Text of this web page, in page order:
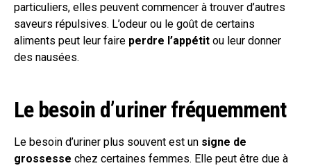
particuliers, elles peuvent commencer à trouver d’autres
saveurs répulsives. L’odeur ou le goût de certains
aliments peut leur faire perdre l’appétit ou leur donner
des nausées.
Le besoin d’uriner fréquemment
Le besoin d’uriner plus souvent est un signe de
grossesse chez certaines femmes. Elle peut être due à